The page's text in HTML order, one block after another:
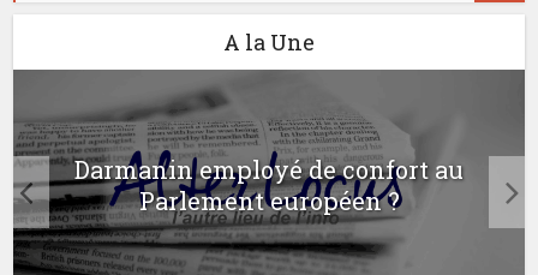
A la Une
Darmanin employé de confort au
Parlement européen ?